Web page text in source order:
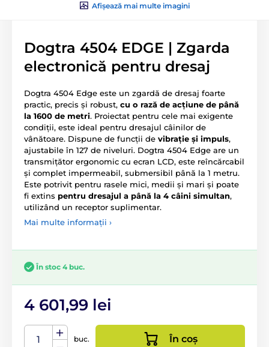
Afișează mai multe imagini
Dogtra 4504 EDGE | Zgarda
electronică pentru dresaj
Dogtra 4504 Edge este un zgardă de dresaj foarte
practic, precis și robust, cu o rază de acțiune de până
la 1600 de metri. Proiectat pentru cele mai exigente
condiții, este ideal pentru dresajul câinilor de
vânătoare. Dispune de funcții de vibrație și impuls,
ajustabile în 127 de niveluri. Dogtra 4504 Edge are un
transmițător ergonomic cu ecran LCD, este reîncărcabil
și complet impermeabil, submersibil până la 1 metru.
Este potrivit pentru rasele mici, medii și mari și poate
fi extins pentru dresajul a până la 4 câini simultan,
utilizând un receptor suplimentar.
Mai multe informații ›
În stoc 4 buc.
4 601,99 lei
buc. În coș